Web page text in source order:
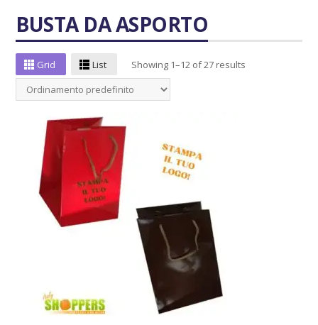
BUSTA DA ASPORTO
Grid List Showing 1–12 of 27 results